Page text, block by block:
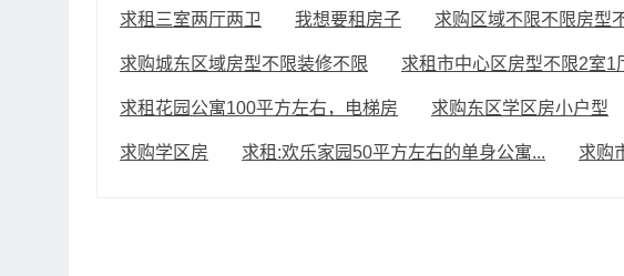
求租三室两厅两卫 我想要租房子 求购区域不限不限房型
求购城东区域房型不限装修不限 求租市中心区房型不限2室1
求租花园公寓100平方左右，电梯房 求购东区学区房小户型
求购学区房 求租:欢乐家园50平方左右的单身公寓... 求购